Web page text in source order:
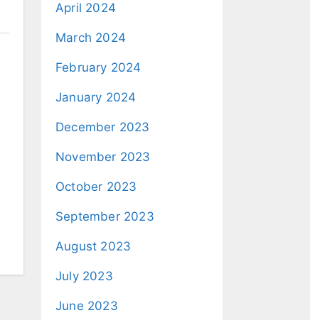
April 2024
March 2024
February 2024
January 2024
December 2023
November 2023
October 2023
September 2023
August 2023
July 2023
June 2023